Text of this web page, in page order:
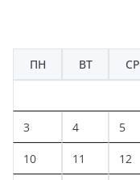
ПН
ВТ СР
3 4 5
10 11 12